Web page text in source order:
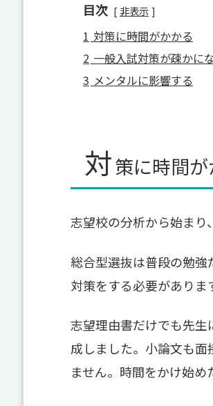
目次 非表示
1 対策に時間がかかる
2 一般入試対策が疎かに
3 メンタルに影響する
対策に時間が
志望校の分析から始まり
総合型選抜は普段の勉
対策をする必要がありま
志望理由書だけでも先
成しました。小論文も
ません。時間をかけ始め